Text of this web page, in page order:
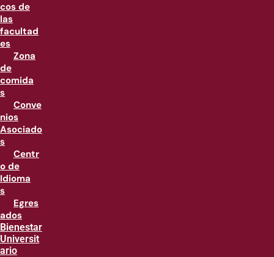
cos de
las
facultad
es
Zona
de
comida
s
Conve
nios
Asociado
s
Centr
o de
Idioma
s
Egres
ados
Bienestar
Universit
ario